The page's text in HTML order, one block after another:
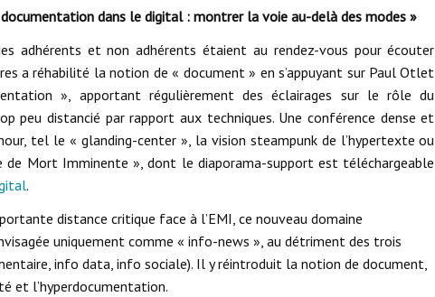
dans le digital : montrer la voie au-delà des modes »
adhérents et non adhérents étaient au rendez-vous pour écouter
a réhabilité la notion de « document » en s’appuyant sur Paul Otlet
», apportant régulièrement des éclairages sur le rôle du
peu distancié par rapport aux techniques. Une conférence dense et
tel le « glanding-center », la vision steampunk de l’hypertexte ou
de Mort Imminente », dont le diaporama-support est téléchargeable
.
distance critique face à l’EMI, ce nouveau domaine
uniquement comme « info-news », au détriment des trois
info data, info sociale). Il y réintroduit la notion de document,
et l’hyperdocumentation.